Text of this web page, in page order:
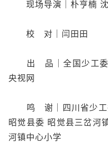
现场导演｜朴亨楠
校 对｜闫田田
出 品｜全国少工委
央视网
鸣 谢｜四川省少工
昭觉县委 昭觉县三岔河
河镇中心小学